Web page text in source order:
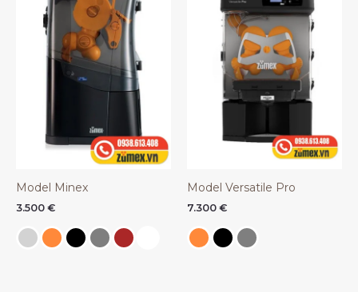
Model Minex
3.500 €
Model Versatile Pro
7.300 €